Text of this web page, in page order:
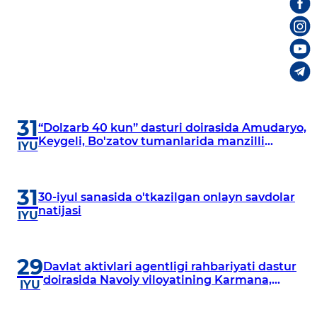
31
IYU
“Dolzarb 40 kun” dasturi doirasida Amudaryo,
Keygeli, Bo'zatov tumanlarida manzilli
31
IYU
30-iyul sanasida o'tkazilgan onlayn savdolar
natijasi
29
IYU
Davlat aktivlari agentligi rahbariyati dastur
doirasida Navoiy viloyatining Karmana,